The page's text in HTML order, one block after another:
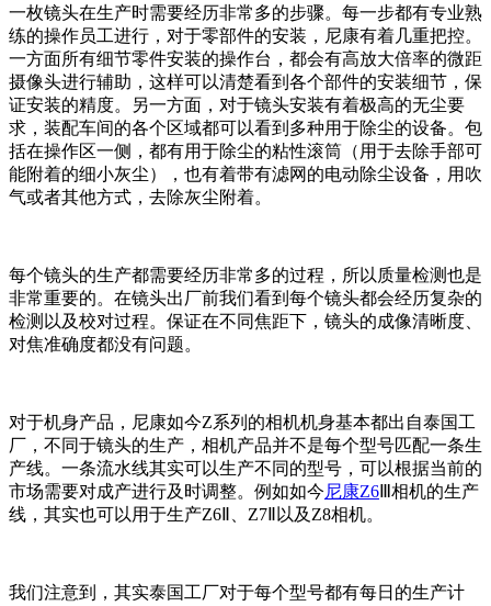
一枚镜头在生产时需要经历非常多的步骤。每一步都有专业熟
练的操作员工进行，对于零部件的安装，尼康有着几重把控。
一方面所有细节零件安装的操作台，都会有高放大倍率的微距
摄像头进行辅助，这样可以清楚看到各个部件的安装细节，保
证安装的精度。另一方面，对于镜头安装有着极高的无尘要
求，装配车间的各个区域都可以看到多种用于除尘的设备。包
括在操作区一侧，都有用于除尘的粘性滚筒（用于去除手部可
能附着的细小灰尘），也有着带有滤网的电动除尘设备，用吹
气或者其他方式，去除灰尘附着。
每个镜头的生产都需要经历非常多的过程，所以质量检测也是
非常重要的。在镜头出厂前我们看到每个镜头都会经历复杂的
检测以及校对过程。保证在不同焦距下，镜头的成像清晰度、
对焦准确度都没有问题。
对于机身产品，尼康如今Z系列的相机机身基本都出自泰国工
厂，不同于镜头的生产，相机产品并不是每个型号匹配一条生
产线。一条流水线其实可以生产不同的型号，可以根据当前的
市场需要对成产进行及时调整。例如如今尼康Z6 Ⅲ相机的生产
线，其实也可以用于生产Z6Ⅱ、Z7Ⅱ以及Z8相机。
我们注意到，其实泰国工厂对于每个型号都有每日的生产计